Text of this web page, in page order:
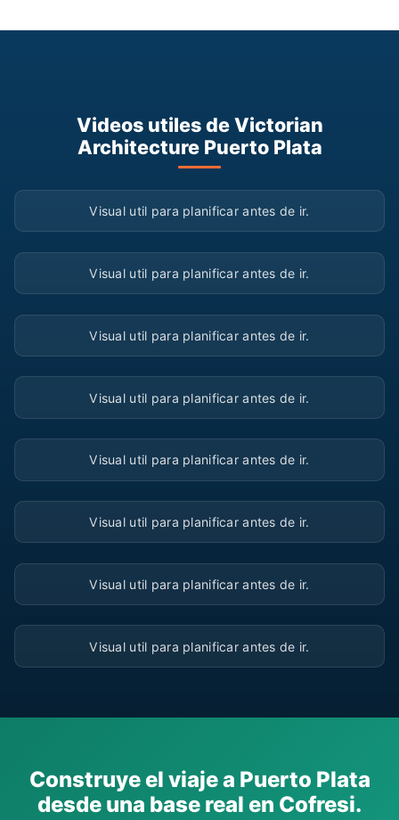
Videos utiles de Victorian
Architecture Puerto Plata
▶
Visual util para planificar antes de ir.
▶
Visual util para planificar antes de ir.
▶
Visual util para planificar antes de ir.
▶
Visual util para planificar antes de ir.
▶
Visual util para planificar antes de ir.
▶
Visual util para planificar antes de ir.
▶
Visual util para planificar antes de ir.
▶
Visual util para planificar antes de ir.
Construye el viaje a Puerto Plata
desde una base real en Cofresi.